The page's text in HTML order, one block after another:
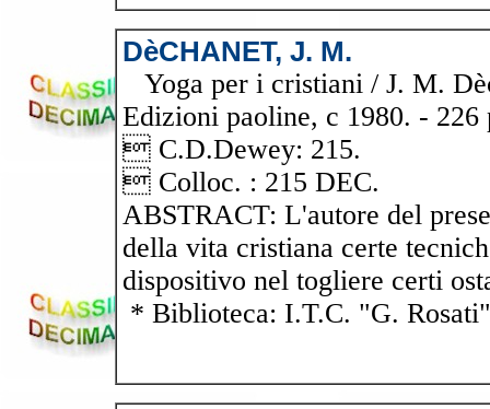
DèCHANET, J. M.
Yoga per i cristiani / J. M.
Edizioni paoline, c 1980. -
 C.D.Dewey: 215.
 Colloc. : 215 DEC.
ABSTRACT: L'autore del
della vita cristiana certe
dispositivo nel togliere certi
* Biblioteca: I.T.C. "G. Rosati"